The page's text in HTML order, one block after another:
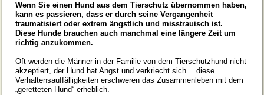
Wenn Sie einen Hund aus dem Tierschutz übernommen haben,
kann es passieren, dass er durch seine Vergangenheit
traumatisiert oder extrem ängstlich und misstrauisch ist.
Diese Hunde brauchen auch manchmal eine längere Zeit um
richtig anzukommen.
Oft werden die Männer in der Familie von dem Tierschutzhund nicht
akzeptiert, der Hund hat Angst und verkriecht sich… diese
Verhaltensauffälligkeiten erschweren das Zusammenleben mit dem
„geretteten Hund“ erheblich.